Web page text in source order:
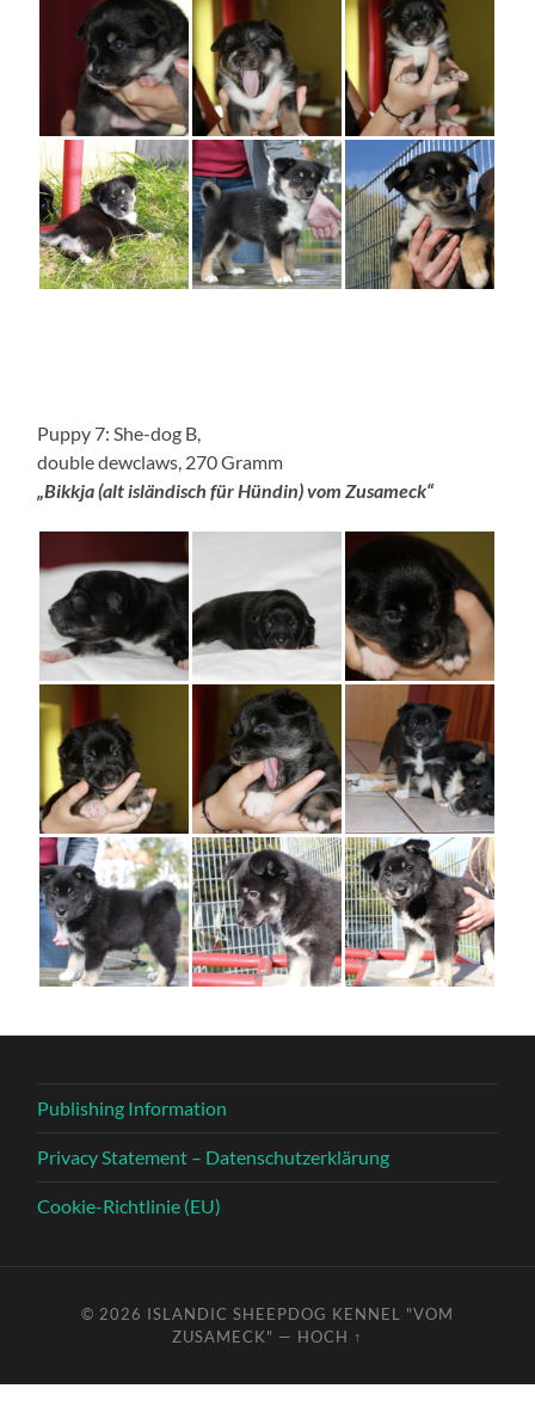
Puppy 7: She-dog B,
double dewclaws, 270 Gramm
„Bikkja (alt isländisch für Hündin) vom Zusameck“
Publishing Information
Privacy Statement – Datenschutzerklärung
Cookie-Richtlinie (EU)
© 2026 ISLANDIC SHEEPDOG KENNEL "VOM
ZUSAMECK" — HOCH ↑